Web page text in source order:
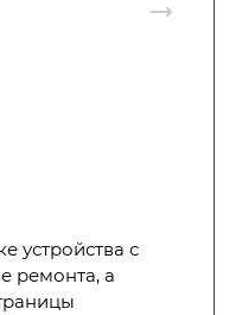
устройства с
ремонта, а